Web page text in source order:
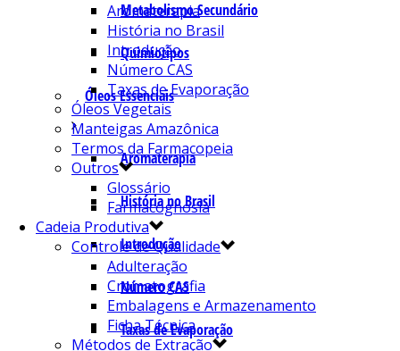
Metabolismo Secundário
Quimiotipos
Óleos Essenciais
Aromaterapia
História no Brasil
Introdução
Número CAS
Taxas de Evaporação
Aromaterapia
História no Brasil
Introdução
Número CAS
Taxas de Evaporação
Óleos Vegetais
Manteigas Amazônica
Termos da Farmacopeia
Outros
Glossário
Farmacognosia
Cadeia Produtiva
Controle de Qualidade
Adulteração
Cromatografia
Embalagens e Armazenamento
Ficha Técnica
Métodos de Extração